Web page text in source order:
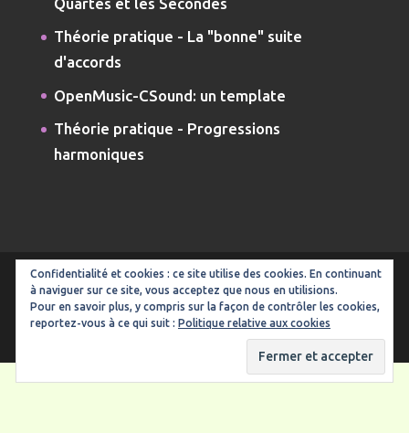
Théorie pratique - La "bonne" suite
d'accords
OpenMusic-CSound: un template
Théorie pratique - Progressions
harmoniques
Design deElegant Themes| Propulsé par
Confidentialité et cookies : ce site utilise des cookies. En continuant
à naviguer sur ce site, vous acceptez que nous en utilisions.
Pour en savoir plus, y compris sur la façon de contrôler les cookies,
reportez-vous à ce qui suit : Politique relative aux cookies